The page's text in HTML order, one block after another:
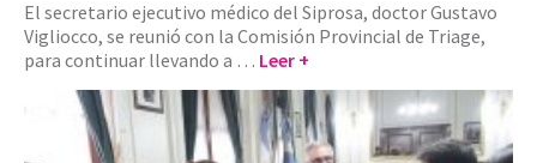
El secretario ejecutivo médico del Siprosa, doctor Gustavo
Vigliocco, se reunió con la Comisión Provincial de Triage,
para continuar llevando a … Leer +